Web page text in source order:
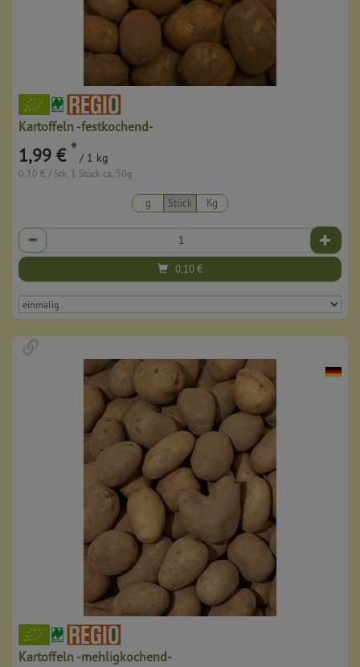
Kartoffeln -festkochend-
1,99 € * / 1 kg
0,10 € / Stk, 1 Stück ca. 50g
g Stück Kg
Anzahl
0,10€
Kartoffeln -mehligkochend-